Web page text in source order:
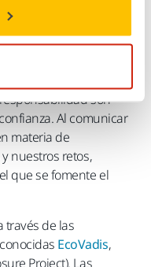
son
Al comunicar
materia de
nuestros retos,
que se fomente el
través de las
EcoVadis,
Project). Las